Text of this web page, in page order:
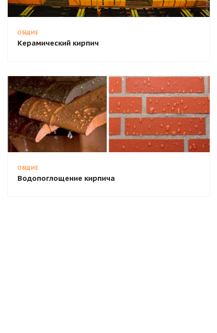
ОБЩИЕ
Керамический кирпич
ОБЩИЕ
Водопоглощение кирпича